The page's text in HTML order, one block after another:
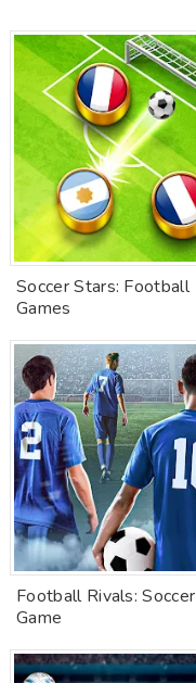
Soccer Stars: Football
Games
Football Rivals: Soccer
Game